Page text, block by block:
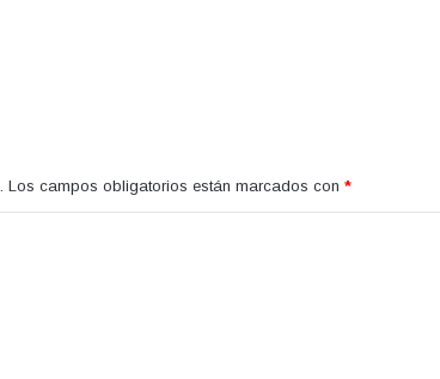
Los campos obligatorios están marcados con *